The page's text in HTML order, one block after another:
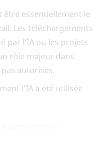
essentiellement le
Les téléchargements
par l'IA ou les projets
rôle majeur dans
autorisés.
l'IA a été utilisée